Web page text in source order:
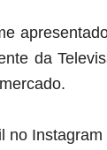
da
no Instagram